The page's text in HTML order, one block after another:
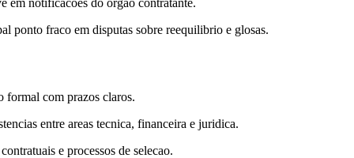
ponto fraco em disputas sobre reequilibrio e glosas.
formal com prazos claros.
entre areas tecnica, financeira e juridica.
e processos de selecao.